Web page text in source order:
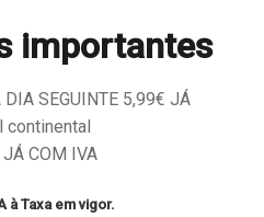
importantes
DIA SEGUINTE 5,99€ JÁ
continental
COM IVA
à Taxa em vigor.